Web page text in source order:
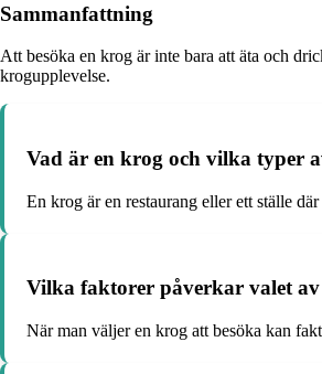
Sammanfattning
Att besöka en krog är inte bara att äta och
krogupplevelse.
Vad är en krog och vilka typer
En krog är en restaurang eller ett ställe
Vilka faktorer påverkar valet
När man väljer en krog att besöka kan